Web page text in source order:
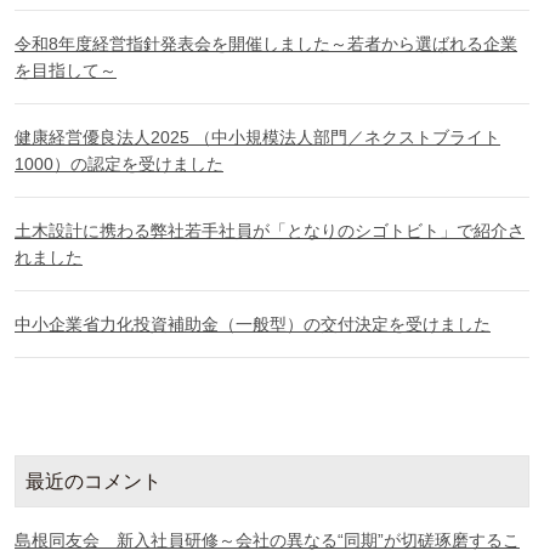
令和8年度経営指針発表会を開催しました～若者から選ばれる企業
を目指して～
健康経営優良法人2025 （中小規模法人部門／ネクストブライト
1000）の認定を受けました
土木設計に携わる弊社若手社員が「となりのシゴトビト」で紹介さ
れました
中小企業省力化投資補助金（一般型）の交付決定を受けました
最近のコメント
島根同友会 新入社員研修～会社の異なる“同期”が切磋琢磨するこ